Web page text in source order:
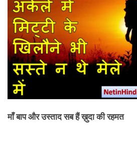
माँ बाप और उस्ताद सब हैं ख़ुदा की रहमत